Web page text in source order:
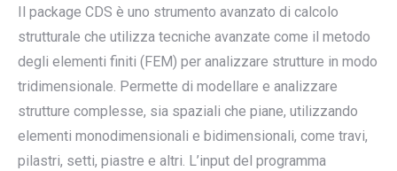
Il package CDS è uno strumento avanzato di calcolo
strutturale che utilizza tecniche avanzate come il metodo
degli elementi finiti (FEM) per analizzare strutture in modo
tridimensionale. Permette di modellare e analizzare
strutture complesse, sia spaziali che piane, utilizzando
elementi monodimensionali e bidimensionali, come travi,
pilastri, setti, piastre e altri. L’input del programma